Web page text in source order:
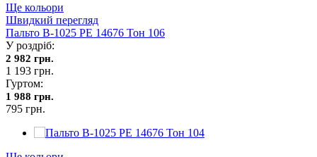
Ще кольори
Швидкий перегляд
Пальто В-1025 PE 14676 Тон 106
У роздріб:
2 982 грн.
1 193 грн.
Гуртом:
1 988 грн.
795 грн.